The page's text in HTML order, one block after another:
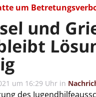
um
und
um 16:29 Uhr in
des